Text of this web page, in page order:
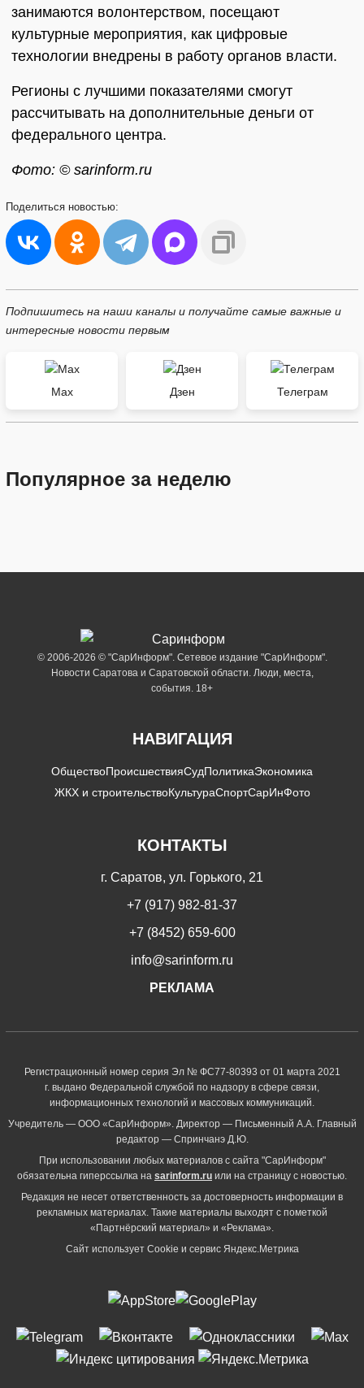
занимаются волонтерством, посещают
культурные мероприятия, как цифровые
технологии внедрены в работу органов власти.
Регионы с лучшими показателями смогут
рассчитывать на дополнительные деньги от
федерального центра.
Фото: © sarinform.ru
Поделиться новостью:
Подпишитесь на наши каналы и получайте самые важные и
интересные новости первым
Max Дзен Телеграм
Популярное за неделю
© 2006-2026 © "СарИнформ". Сетевое издание "СарИнформ".
Новости Саратова и Саратовской области. Люди, места,
события. 18+
НАВИГАЦИЯ
ОбществоПроисшествияСудПолитикаЭкономика
ЖКХ и строительствоКультураСпортСарИнФото
КОНТАКТЫ
г. Саратов, ул. Горького, 21
+7 (917) 982-81-37
+7 (8452) 659-600
info@sarinform.ru
РЕКЛАМА
Регистрационный номер серия Эл № ФС77-80393 от 01 марта 2021
г. выдано Федеральной службой по надзору в сфере связи,
информационных технологий и массовых коммуникаций.
Учредитель — ООО «СарИнформ». Директор — Письменный А.А. Главный
редактор — Спринчанэ Д.Ю.
При использовании любых материалов с сайта "СарИнформ"
обязательна гиперссылка на sarinform.ru или на страницу с новостью.
Редакция не несет ответственность за достоверность информации в
рекламных материалах. Такие материалы выходят с пометкой
«Партнёрский материал» и «Реклама».
Сайт использует Cookie и сервиc Яндекс.Метрика